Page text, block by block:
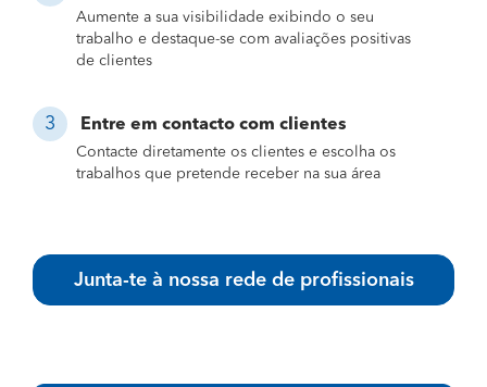
Aumente a sua visibilidade exibindo o seu
trabalho e destaque-se com avaliações positivas
de clientes
Entre em contacto com clientes
Contacte diretamente os clientes e escolha os
trabalhos que pretende receber na sua área
Junta-te à nossa rede de profissionais